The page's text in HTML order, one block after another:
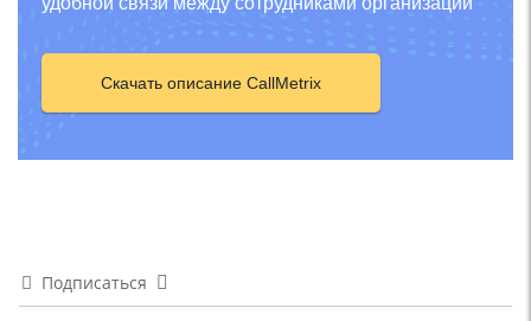
Скачать описание CallMetrix
Подписаться